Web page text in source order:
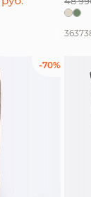
3637
-70%